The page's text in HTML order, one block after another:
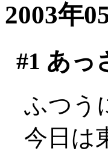
2003年
#1 あっ
ふつう
今日は